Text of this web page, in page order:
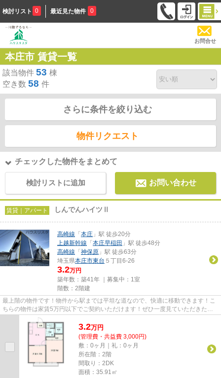
検討リスト 0 最近見た物件 0
お問合せ
本庄市 賃貸一覧
該当物件 53 棟
空き数 58 件
さらに条件を絞り込む
物件リクエスト
チェックした物件をまとめて
検討リストに追加 お問い合わせ
賃貸｜アパート しんでんハイツⅡ
高崎線 「 本庄 」駅 徒歩20分
上越新幹線 「 本庄早稲田 」駅 徒歩48分
高崎線 「 神保原 」駅 徒歩63分
埼玉県本庄市東台 ５丁目6-26
3.2万円
築年数：築41年 ｜募集中： 1室
階数：2階建
最上階の物件です！物件から駅までは平坦な道なので、快適に移動できます！こ
ちらの物件は家賃5万円以下でご契約いただけます！ぜひ一度見ていただきた
い、「しんでんハイツⅡ」です！...
3.2万円
(管理費・共益費 3,000円)
敷：0ヶ月｜礼：0ヶ月
所在階：2階
間取り：2DK
面積：35.91㎡